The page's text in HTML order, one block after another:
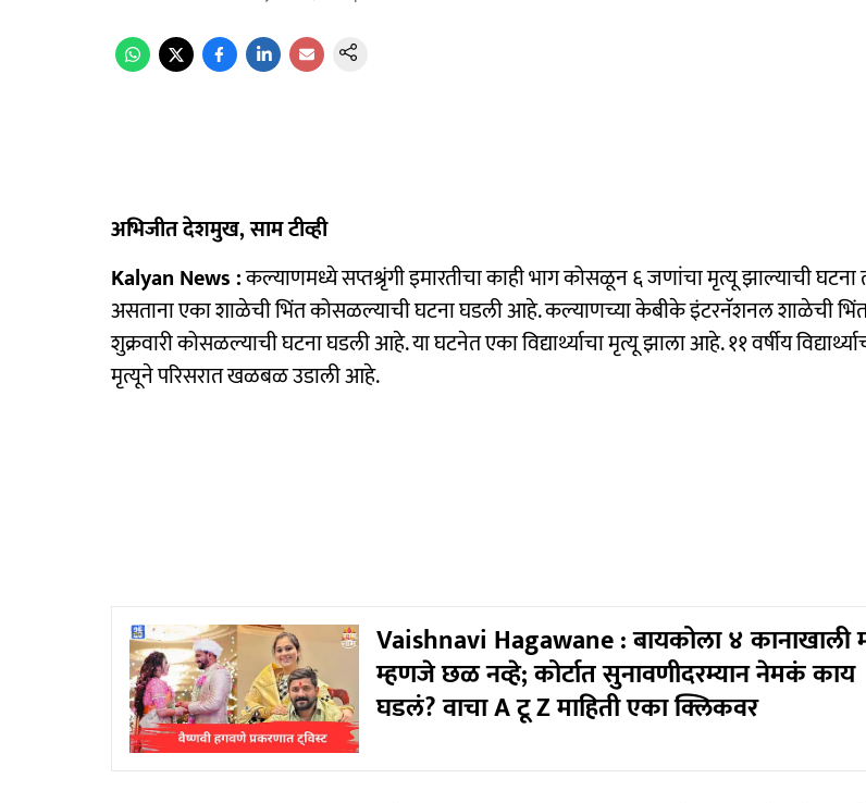
अभिजीत देशमुख, साम टीव्ही
Kalyan News :कल्याणमध्ये सप्तश्रृंगी इमारतीचा काही भाग कोसळून ६ जणांचा मृत्यू झाल्याची घटना
असताना एका शाळेची भिंत कोसळल्याची घटना घडली आहे. कल्याणच्या केबीके इंटरनॅशनल शाळेची
शुक्रवारी कोसळल्याची घटना घडली आहे. या घटनेत एका विद्यार्थ्याचा मृत्यू झाला आहे. ११ वर्षीय
मृत्यूने परिसरात खळबळ उडाली आहे.
Vaishnavi Hagawane : बायकोला ४ कानाखाली
म्हणजे छळ नव्हे; कोर्टात सुनावणीदरम्यान नेमकं काय
घडलं? वाचा A टू Z माहिती एका क्लिकवर